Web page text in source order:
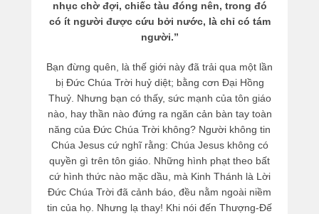
nhục chờ đợi, chiếc tàu đóng nên, trong đó
có ít người được cứu bởi nước, là chỉ có tám
người.”
Bạn đừng quên, là thế giới này đã trải qua một lần
bị Đức Chúa Trời huỷ diệt; bằng cơn Đại Hồng
Thuỷ. Nhưng bạn có thấy, sức mạnh của tôn giáo
nào, hay thần nào đứng ra ngăn cản bàn tay toàn
năng của Đức Chúa Trời không? Người không tin
Chúa Jesus cứ nghĩ rằng: Chúa Jesus không có
quyền gì trên tôn giáo. Những hình phạt theo bất
cứ hình thức nào mặc dầu, mà Kinh Thánh là Lời
Đức Chúa Trời đã cảnh báo, đều nằm ngoài niềm
tin của họ. Nhưng lạ thay! Khi nói đến Thượng-Đế